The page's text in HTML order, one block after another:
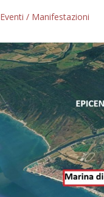
Eventi / Manifestazioni